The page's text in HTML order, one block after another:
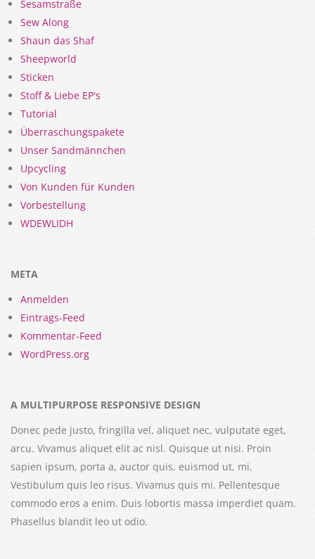
Sesamstraße
Sew Along
Shaun das Shaf
Sheepworld
Sticken
Stoff & Liebe EP's
Tutorial
Überraschungspakete
Unser Sandmännchen
Upcycling
Von Kunden für Kunden
Vorbestellung
WDEWLIDH
META
Anmelden
Eintrags-Feed
Kommentar-Feed
WordPress.org
A MULTIPURPOSE RESPONSIVE DESIGN
Donec pede justo, fringilla vel, aliquet nec, vulputate eget,
arcu. Vivamus aliquet elit ac nisl. Quisque ut nisi. Proin
sapien ipsum, porta a, auctor quis, euismod ut, mi.
Vestibulum quis leo risus. Vivamus quis mi. Pellentesque
commodo eros a enim. Duis lobortis massa imperdiet quam.
Phasellus blandit leo ut odio.